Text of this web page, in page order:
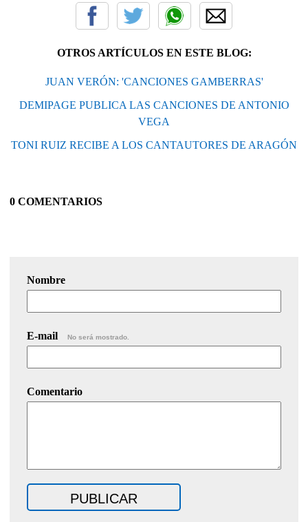
OTROS ARTÍCULOS EN ESTE BLOG:
JUAN VERÓN: 'CANCIONES GAMBERRAS'
DEMIPAGE PUBLICA LAS CANCIONES DE ANTONIO
VEGA
TONI RUIZ RECIBE A LOS CANTAUTORES DE ARAGÓN
0 COMENTARIOS
Nombre
E-mail No será mostrado.
Comentario